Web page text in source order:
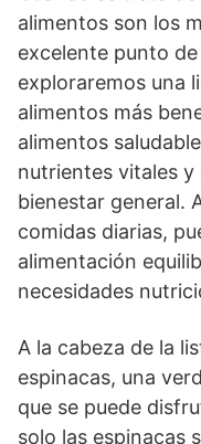
alimentos son los
excelente punto
exploraremos una
alimentos más
alimentos
nutrientes vitales y
bienestar general.
comidas diarias,
alimentación
necesidades
A la cabeza de la
espinacas, una
que se puede
solo las espinacas